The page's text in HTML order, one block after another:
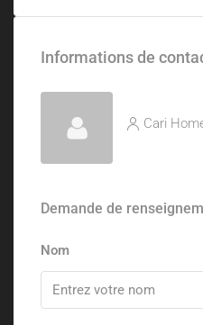
Informations de
Cari
Demande de
Nom